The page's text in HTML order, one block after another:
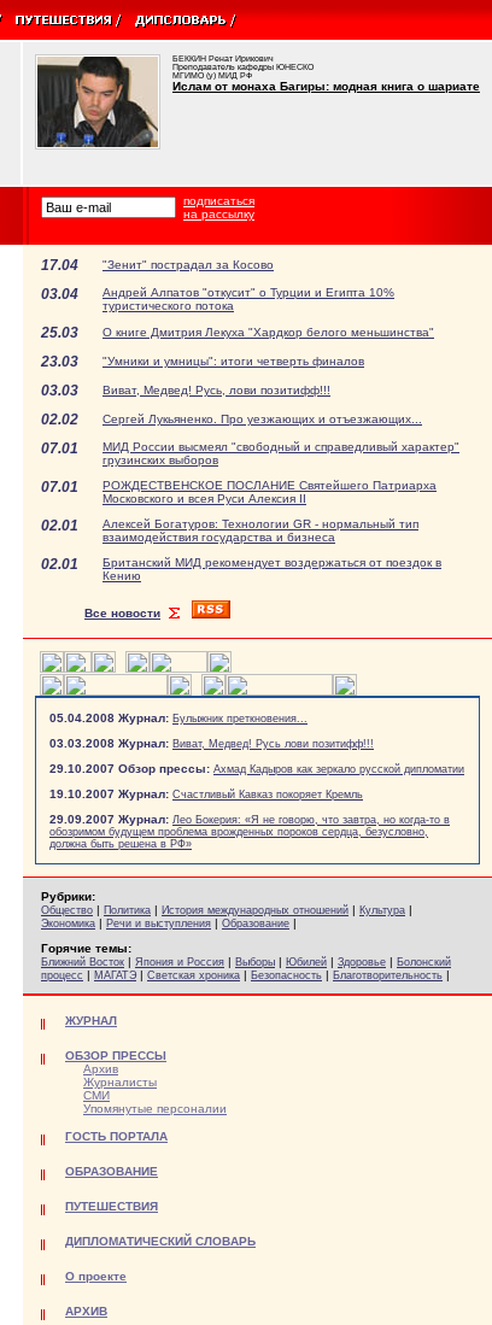
БЕККИН Ренат Ирикович
Преподаватель кафедры ЮНЕСКО
МГИМО (у) МИД РФ
Ислам от монаха Багиры: модная книга о шариате
подписаться
на рассылку
17.04 "Зенит" пострадал за Косово
03.04
Андрей Алпатов "откусит" о Турции и Египта 10%
туристического потока
25.03 О книге Дмитрия Лекуха "Хардкор белого меньшинства"
23.03 "Умники и умницы": итоги четверть финалов
03.03 Виват, Медвед! Русь, лови позитифф!!!
02.02 Сергей Лукьяненко. Про уезжающих и отъезжающих...
07.01
МИД России высмеял "свободный и справедливый характер"
грузинских выборов
07.01
РОЖДЕСТВЕНСКОЕ ПОСЛАНИЕ Святейшего Патриарха
Московского и всея Руси Алексия II
02.01
Алексей Богатуров: Технологии GR - нормальный тип
взаимодействия государства и бизнеса
02.01
Британский МИД рекомендует воздержаться от поездок в
Кению
Все новости
05.04.2008 Журнал: Булыжник преткновения...
03.03.2008 Журнал: Виват, Медвед! Русь лови позитифф!!!
29.10.2007 Обзор прессы: Ахмад Кадыров как зеркало русской дипломатии
19.10.2007 Журнал: Счастливый Кавказ покоряет Кремль
29.09.2007 Журнал: Лео Бокерия: «Я не говорю, что завтра, но когда-то в
обозримом будущем проблема врожденных пороков сердца, безусловно,
должна быть решена в РФ»
Рубрики:
Общество | Политика | История международных отношений | Культура |
Экономика | Речи и выступления | Образование |
Горячие темы:
Ближний Восток | Япония и Россия | Выборы | Юбилей | Здоровье | Болонский
процесс | МАГАТЭ | Светская хроника | Безопасность | Благотворительность |
ЖУРНАЛ
ОБЗОР ПРЕССЫ
Архив
Журналисты
СМИ
Упомянутые персоналии
ГОСТЬ ПОРТАЛА
ОБРАЗОВАНИЕ
ПУТЕШЕСТВИЯ
ДИПЛОМАТИЧЕСКИЙ СЛОВАРЬ
О проекте
АРХИВ